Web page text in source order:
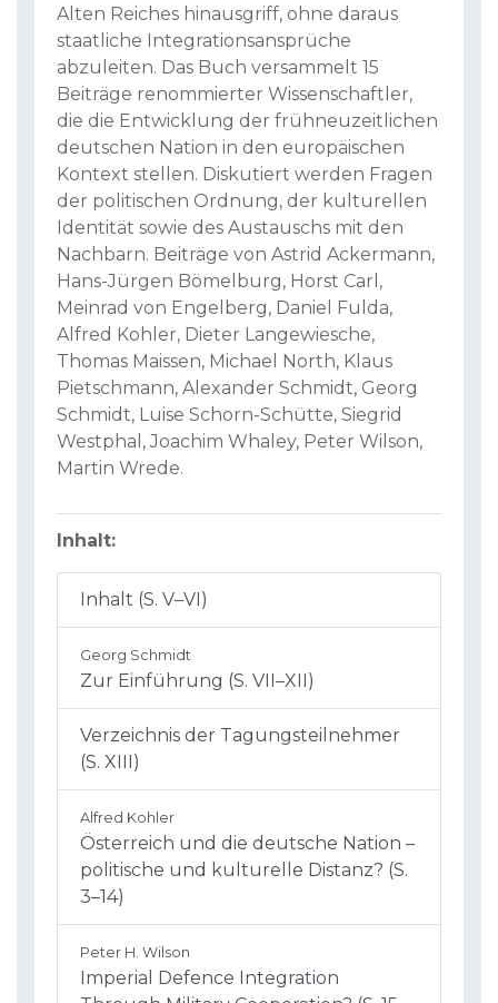
Alten Reiches hinausgriff, ohne daraus
staatliche Integrationsansprüche
abzuleiten. Das Buch versammelt 15
Beiträge renommierter Wissenschaftler,
die die Entwicklung der frühneuzeitlichen
deutschen Nation in den europäischen
Kontext stellen. Diskutiert werden Fragen
der politischen Ordnung, der kulturellen
Identität sowie des Austauschs mit den
Nachbarn. Beiträge von Astrid Ackermann,
Hans-Jürgen Bömelburg, Horst Carl,
Meinrad von Engelberg, Daniel Fulda,
Alfred Kohler, Dieter Langewiesche,
Thomas Maissen, Michael North, Klaus
Pietschmann, Alexander Schmidt, Georg
Schmidt, Luise Schorn-Schütte, Siegrid
Westphal, Joachim Whaley, Peter Wilson,
Martin Wrede.
Inhalt:
Inhalt (S. V–VI)
Georg Schmidt
Zur Einführung (S. VII–XII)
Verzeichnis der Tagungsteilnehmer
(S. XIII)
Alfred Kohler
Österreich und die deutsche Nation –
politische und kulturelle Distanz? (S.
3–14)
Peter H. Wilson
Imperial Defence Integration